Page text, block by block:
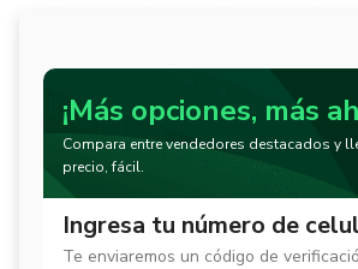
¡Más opciones, más
Compara entre vendedores destacados y
precio, fácil.
Ingresa tu número de
Te enviaremos un código de